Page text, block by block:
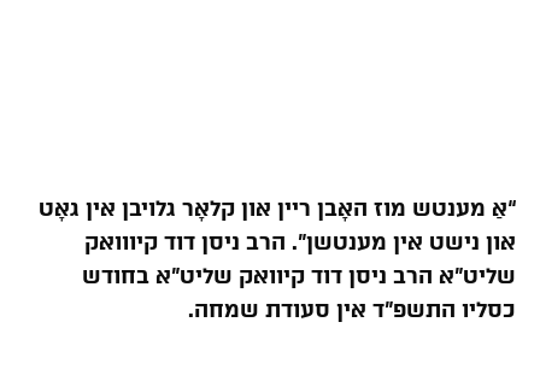
“אַ מענטש מוז האָבן ריין און קלאָר גלויבן אין גאָט
און נישט אין מענטשן”. הרב ניסן דוד קיווואק
שליט”א הרב ניסן דוד קיוואק שליט”א בחודש
כסליו התשפ”ד אין סעודת שמחה.